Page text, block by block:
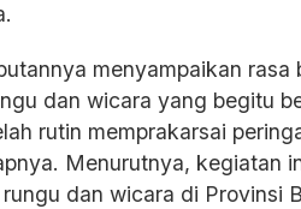
menyampaikan rasa
dan wicara yang begitu
rutin memprakarsai
Menurutnya, kegiatan
dan wicara di Provinsi